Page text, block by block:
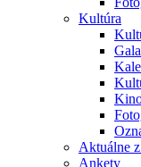
Kultúra
Aktuálne
Ankety